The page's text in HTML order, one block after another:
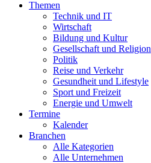
Themen
Technik und IT
Wirtschaft
Bildung und Kultur
Gesellschaft und Religion
Politik
Reise und Verkehr
Gesundheit und Lifestyle
Sport und Freizeit
Energie und Umwelt
Termine
Kalender
Branchen
Alle Kategorien
Alle Unternehmen